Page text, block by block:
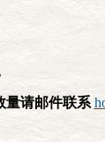
量请邮件联系